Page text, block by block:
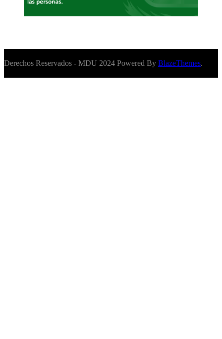
Derechos Reservados - MDU 2024 Powered By BlazeThemes.